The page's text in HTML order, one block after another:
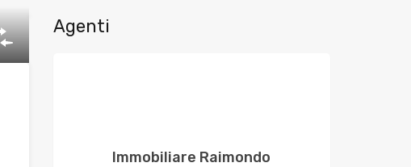
Agenti
Immobiliare Raimondo